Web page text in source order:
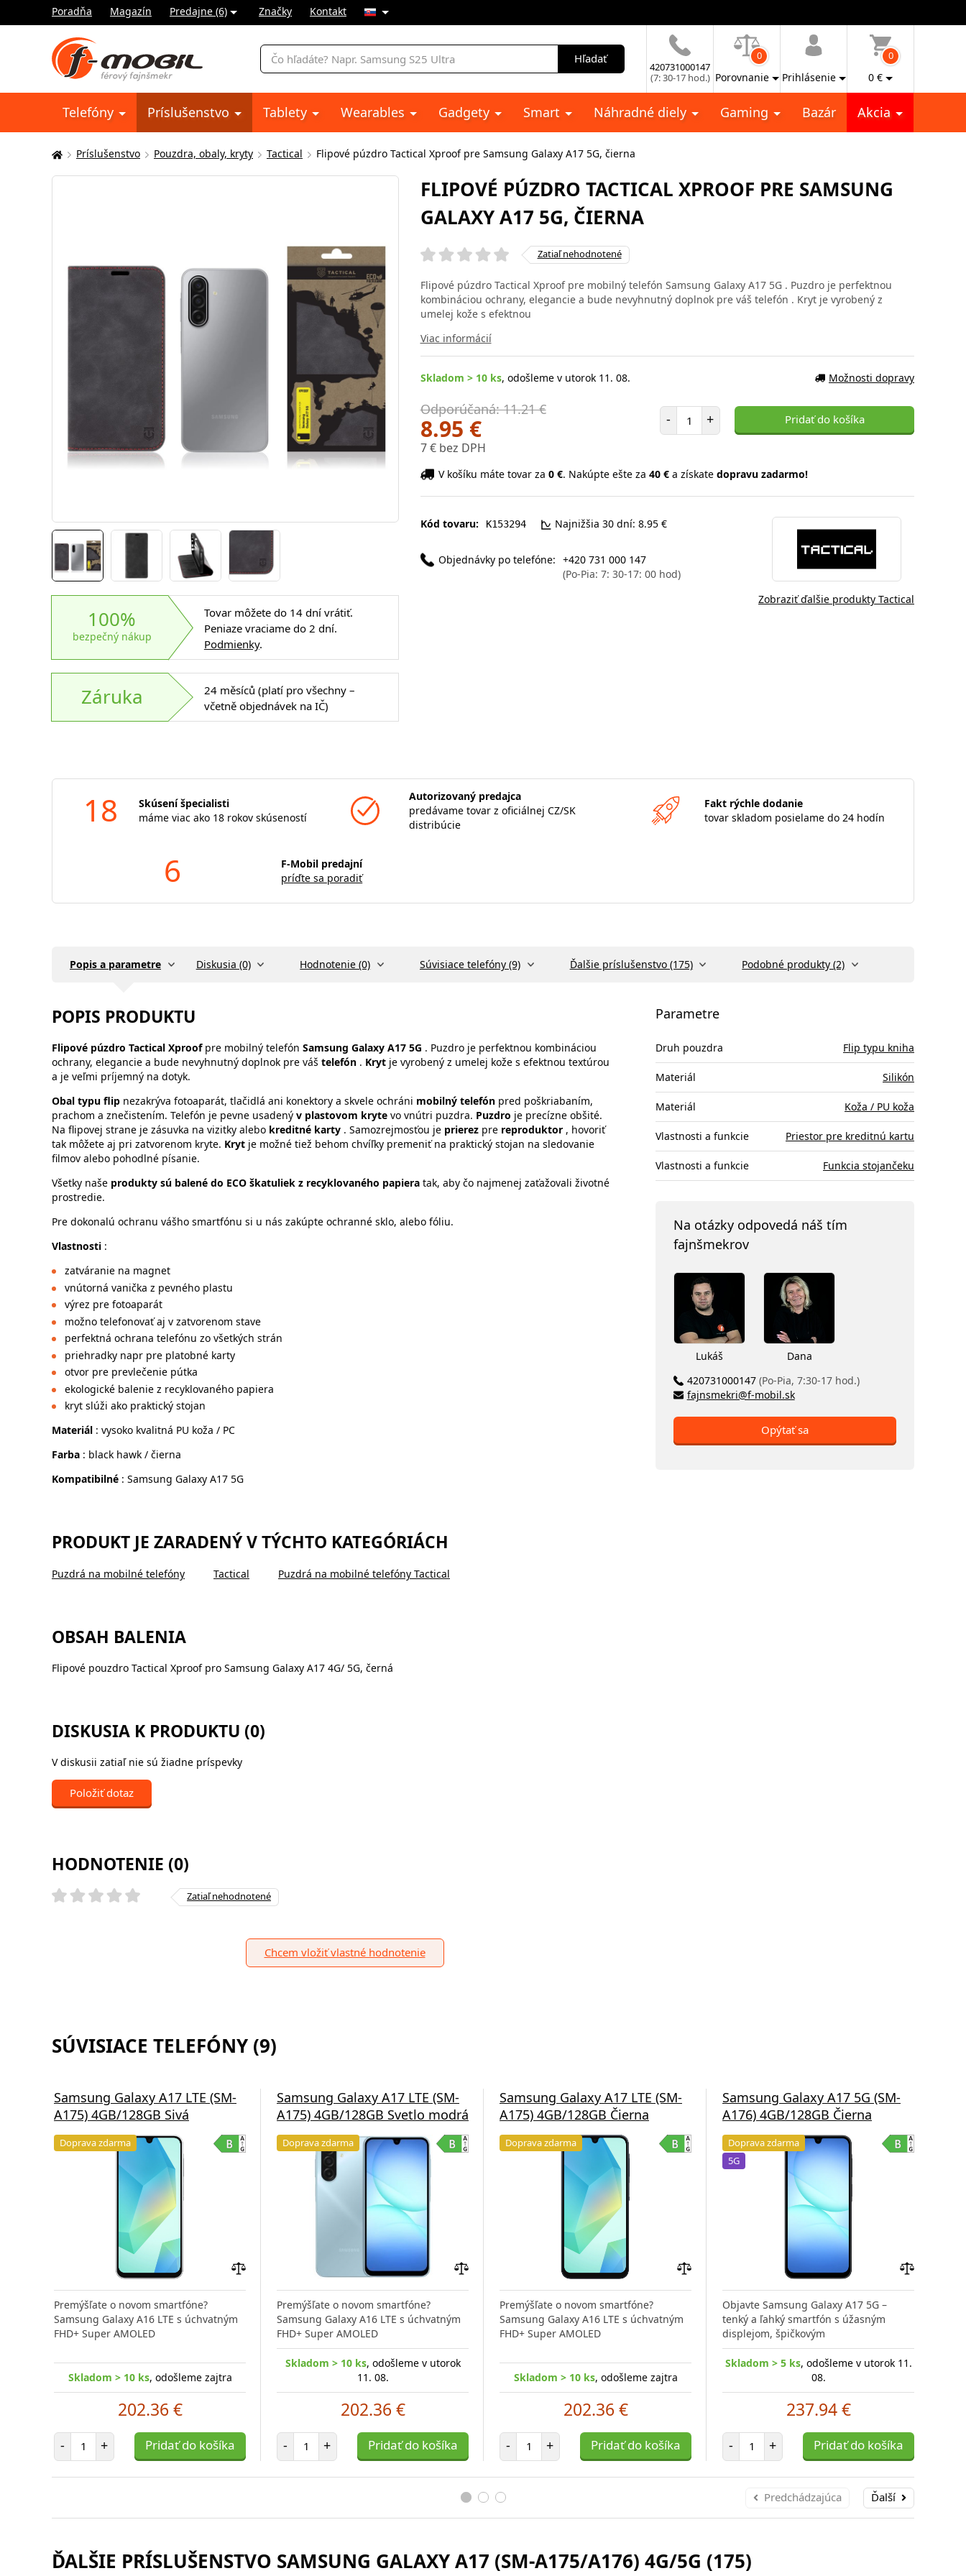
Poradňa Magazín Predajne (6) Značky Kontakt
Vyhľadávanie
Hľadať
420731000147
(7: 30-17 hod.)
0
Porovnanie Prihlásenie
0
0 €
Telefóny Príslušenstvo Tablety Wearables Gadgety Smart Náhradné diely Gaming Bazár Akcia
Tu
sa
Príslušenstvo Pouzdra, obaly, kryty Tactical Flipové púzdro Tactical Xproof pre Samsung Galaxy A17 5G, čierna
100%
bezpečný nákup
Tovar môžete do 14 dní vrátiť.
Peniaze vraciame do 2 dní.
Podmienky.
Záruka
24 měsíců (platí pro všechny –
včetně objednávek na IČ)
FLIPOVÉ PÚZDRO TACTICAL XPROOF PRE SAMSUNG
GALAXY A17 5G, ČIERNA
Zatiaľ nehodnotené
Flipové púzdro Tactical Xproof pre mobilný telefón Samsung Galaxy A17 5G . Puzdro je perfektnou
kombináciou ochrany, elegancie a bude nevyhnutný doplnok pre váš telefón . Kryt je vyrobený z
umelej kože s efektnou
Viac informácií
Skladom > 10 ks, odošleme v utorok 11. 08. Možnosti dopravy
Odporúčaná: 11.21 €
8.95 €
7 € bez DPH
- Počet položiek
+ Pridať do košíka
V košíku máte tovar za 0 €. Nakúpte ešte za 40 €a získate dopravu zadarmo!
Kód tovaru: K153294 Najnižšia 30 dní: 8.95 €
Objednávky po telefóne: +420 731 000 147
(Po-Pia: 7: 30-17: 00 hod)
Zobraziť ďalšie produkty Tactical
18
Skúsení špecialisti
máme viac ako 18 rokov skúseností
Autorizovaný predajca
predávame tovar z oficiálnej CZ/SK
distribúcie
Fakt rýchle dodanie
tovar skladom posielame do 24 hodín
6
F-Mobil predajní
príďte sa poradiť
Popis a parametre Diskusia (0) Hodnotenie (0) Súvisiace telefóny (9) Ďalšie príslušenstvo (175) Podobné produkty (2)
POPIS PRODUKTU
Flipové púzdro Tactical Xproofpre mobilný telefón Samsung Galaxy A17 5G . Puzdro je perfektnou kombináciou
ochrany, elegancie a bude nevyhnutný doplnok pre váš telefón . Kryt je vyrobený z umelej kože s efektnou textúrou
a je veľmi príjemný na dotyk.
Obal typu flip nezakrýva fotoaparát, tlačidlá ani konektory a skvele ochráni mobilný telefón pred poškriabaním,
prachom a znečistením. Telefón je pevne usadený v plastovom kryte vo vnútri puzdra. Puzdro je precízne obšité.
Na flipovej strane je zásuvka na vizitky alebo kreditné karty . Samozrejmosťou je prierez pre reproduktor , hovoriť
tak môžete aj pri zatvorenom kryte. Kryt je možné tiež behom chvíľky premeniť na praktický stojan na sledovanie
filmov alebo pohodlné písanie.
Všetky naše produkty sú balené do ECO škatuliek z recyklovaného papiera tak, aby čo najmenej zaťažovali životné
prostredie.
Pre dokonalú ochranu vášho smartfónu si u nás zakúpte ochranné sklo, alebo fóliu.
Vlastnosti :
zatváranie na magnet
vnútorná vanička z pevného plastu
výrez pre fotoaparát
možno telefonovať aj v zatvorenom stave
perfektná ochrana telefónu zo všetkých strán
priehradky napr pre platobné karty
otvor pre prevlečenie pútka
ekologické balenie z recyklovaného papiera
kryt slúži ako praktický stojan
Materiál : vysoko kvalitná PU koža / PC
Farba : black hawk / čierna
Kompatibilné : Samsung Galaxy A17 5G
PRODUKT JE ZARADENÝ V TÝCHTO KATEGÓRIÁCH
Puzdrá na mobilné telefóny Tactical Puzdrá na mobilné telefóny Tactical
OBSAH BALENIA
Flipové pouzdro Tactical Xproof pro Samsung Galaxy A17 4G/ 5G, černá
DISKUSIA K PRODUKTU (0)
V diskusii zatiaľ nie sú žiadne príspevky
Položiť dotaz
HODNOTENIE (0)
Zatiaľ nehodnotené
Chcem vložiť vlastné hodnotenie
Parametre
Druh pouzdra Flip typu kniha
Materiál Silikón
Materiál Koža / PU koža
Vlastnosti a funkcie Priestor pre kreditnú kartu
Vlastnosti a funkcie Funkcia stojančeku
Na otázky odpovedá náš tím
fajnšmekrov
Lukáš
Dana
420731000147 (Po-Pia, 7:30-17 hod.)
fajnsmekri@f-mobil.sk
Opýtať sa
SÚVISIACE TELEFÓNY (9)
Samsung Galaxy A17 LTE (SM-
A175) 4GB/128GB Sivá
Doprava zdarma
porovnania
Premýšľate o novom smartfóne?
Samsung Galaxy A16 LTE s úchvatným
FHD+ Super AMOLED
Skladom > 10 ks, odošleme zajtra
202.36 €
- Počet položiek
+ Pridať do košíka
Samsung Galaxy A17 LTE (SM-
A175) 4GB/128GB Svetlo modrá
Doprava zdarma
porovnania
Premýšľate o novom smartfóne?
Samsung Galaxy A16 LTE s úchvatným
FHD+ Super AMOLED
Skladom > 10 ks, odošleme v utorok
11. 08.
202.36 €
- Počet položiek
+ Pridať do košíka
Samsung Galaxy A17 LTE (SM-
A175) 4GB/128GB Čierna
Doprava zdarma
porovnania
Premýšľate o novom smartfóne?
Samsung Galaxy A16 LTE s úchvatným
FHD+ Super AMOLED
Skladom > 10 ks, odošleme zajtra
202.36 €
- Počet položiek
+ Pridať do košíka
Samsung Galaxy A17 5G (SM-
A176) 4GB/128GB Čierna
Doprava zdarma
5G
Objavte Samsung Galaxy A17 5G –
tenký a ľahký smartfón s úžasným
displejom, špičkovým
Skladom > 5 ks, odošleme v utorok 11.
08.
237.94 €
- Počet položiek
+ Pridať do košíka
Predchádzajúca Ďalší
ĎALŠIE PRÍSLUŠENSTVO SAMSUNG GALAXY A17 (SM-A175/A176) 4G/5G (175)